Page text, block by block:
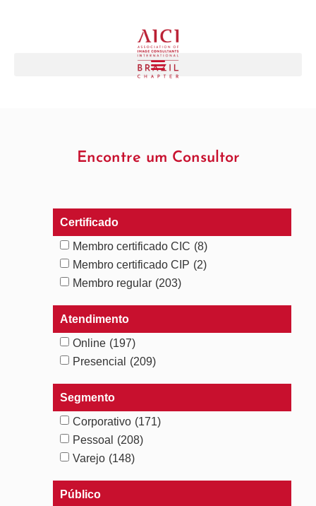
Encontre um Consultor
Certificado
Membro certificado CIC (8)
Membro certificado CIP (2)
Membro regular (203)
Atendimento
Online (197)
Presencial
(209)
Segmento
Corporativo (171)
Pessoal
(208)
Varejo (148)
Público